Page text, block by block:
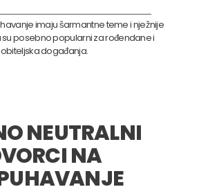
imaju šarmantne teme i nježnije
posebno popularni za rođendane i
obiteljska događanja.
NEUTRALNI
NA